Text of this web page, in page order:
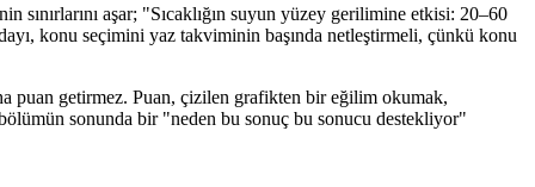
aşar; "Sıcaklığın suyun yüzey gerilimine etkisi: 20–60
konu seçimini yaz takviminin başında netleştirmeli, çünkü konu
puan getirmez. Puan, çizilen grafikten bir eğilim okumak,
sonunda bir "neden bu sonuç bu sonucu destekliyor"